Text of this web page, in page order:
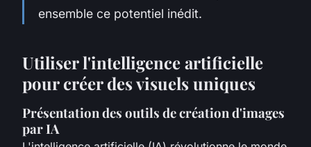
ensemble ce potentiel inédit.
Utiliser l'intelligence artificielle
pour créer des visuels uniques
Présentation des outils de création d'images
par IA